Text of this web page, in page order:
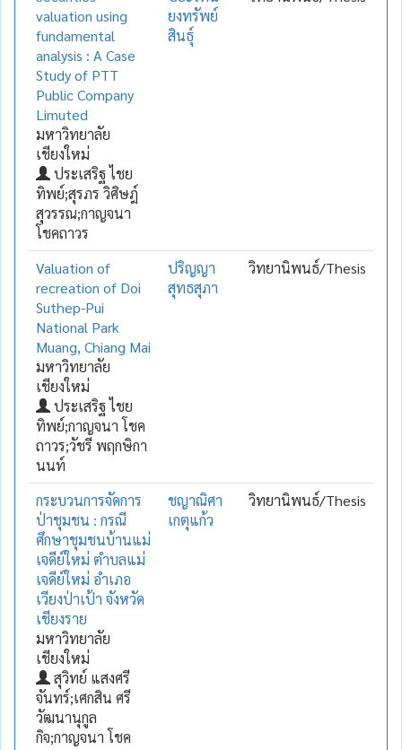
valuation using
fundamental
analysis : A Case
Study of PTT
Public Company
Limuted
มหาวิทยาลัย
เชียงใหม่
ประเสริฐ ไชย
ทิพย์;สุรภร วิศิษฎ์
สุวรรณ;กาญจนา
โชคถาวร
ยงทรัพย์
สินธุ์
Valuation of
recreation of Doi
Suthep-Pui
National Park
Muang, Chiang Mai
มหาวิทยาลัย
เชียงใหม่
ประเสริฐ ไชย
ทิพย์;กาญจนา โชค
ถาวร;วัชรี พฤกษิกา
นนท์
ปริญญา
สุทธสุภา
วิทยานิพนธ์/Thesis
กระบวนการจัดการ
ป่าชุมชน : กรณี
ศึกษาชุมชนบ้านแม่
เจดีย์ใหม่ ตำบลแม่
เจดีย์ใหม่ อำเภอ
เวียงป่าเป้า จังหวัด
เชียงราย
มหาวิทยาลัย
เชียงใหม่
สุวิทย์ แสงศรี
จันทร์;เศกสิน ศรี
วัฒนานุกูล
กิจ;กาญจนา โชค
ชญาณิศา
เกตุแก้ว
วิทยานิพนธ์/Thesis